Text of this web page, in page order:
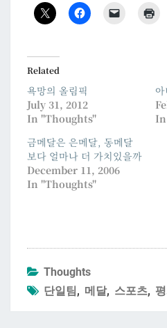
Related
욕망의 올림픽
July 31, 2012
In "Thoughts"
금메달은 은메달, 동메달
보다 얼마나 더 가치있을까
December 11, 2006
In "Thoughts"
Thoughts
단일팀, 메달, 스포츠,